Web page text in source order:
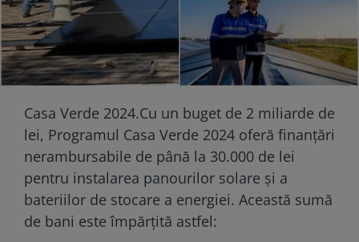
Casa Verde 2024.Cu un buget de 2 miliarde de
lei, Programul Casa Verde 2024 oferă finanțări
nerambursabile de până la 30.000 de lei
pentru instalarea panourilor solare și a
bateriilor de stocare a energiei. Această sumă
de bani este împărțită astfel: